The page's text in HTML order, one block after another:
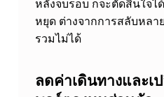
ทำ
เ
น
หลังจบรอบ ก็จะตัดสินใจไ
หยุด ต่างจากการสลับหลา
รวมไม่ได้
ลดค่าเดินทางและเ